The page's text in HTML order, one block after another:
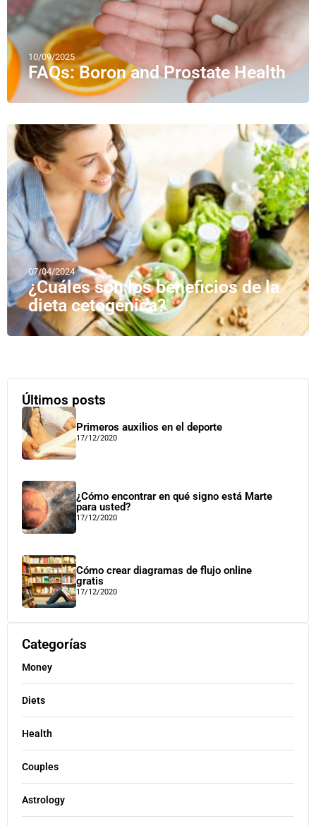
10/09/2025
FAQs: Boron and Prostate Health
07/04/2024
¿Cuáles son los beneficios de la
dieta cetogénica?
Últimos posts
Primeros auxilios en el deporte
17/12/2020
¿Cómo encontrar en qué signo está Marte
para usted?
17/12/2020
Cómo crear diagramas de flujo online
gratis
17/12/2020
Categorías
Money
Diets
Health
Couples
Astrology